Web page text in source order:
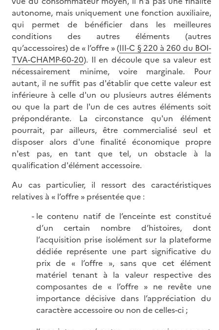
autonome, mais uniquement une fonction auxiliaire,
qui permet de bénéficier dans les meilleures
conditions des autres éléments (autres
qu’accessoires) de « l’offre » (III-C § 220 à 260 du BOI-
TVA-CHAMP-60-20). Il en découle que sa valeur est
nécessairement minime, voire marginale. Pour
autant, il ne suffit pas d'établir que cette valeur est
inférieure à celle d'un ou plusieurs autres éléments
ou que la part de l'un de ces autres éléments soit
prépondérante. La circonstance qu'un élément
pourrait, par ailleurs, être commercialisé seul et
disposer alors d'une finalité économique propre
n'est pas, en tant que tel, un obstacle à la
qualification d'élément accessoire.
Au cas particulier, il ressort des caractéristiques
relatives à « l’offre » présentée que :
le contenu natif de l’enceinte est constitué
d’un certain nombre d’histoires, dont
l’acquisition prise isolément sur la plateforme
dédiée représente une part significative du
prix de « l’offre », sans que cet élément
matériel tenant à la valeur respective des
composantes de « l’offre » ne revête une
importance décisive dans l’appréciation du
caractère accessoire ou non de celles-ci ;